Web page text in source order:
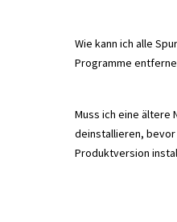
Wie kann ich alle
Programme
Muss ich eine ältere
deinstallieren, bevor
Produktversion